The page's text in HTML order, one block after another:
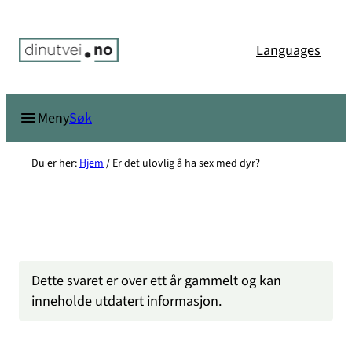
innhold
Languages
MenySøk
Du er her: Hjem / Er det ulovlig å ha sex med dyr?
Dette svaret er over ett år gammelt og kan
inneholde utdatert informasjon.